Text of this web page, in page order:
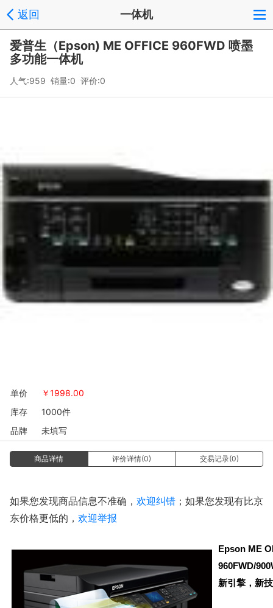
返回 一体机
爱普生（Epson) ME OFFICE 960FWD 喷墨
多功能一体机
人气:959 销量:0 评价:0
单价 ￥1998.00
库存
1000件
品牌
未填写
商品详情 评价详情(0) 交易记录(0)
如果您发现商品信息不准确， 欢迎纠错 ；如果您发现有比京
东价格更低的， 欢迎举报
Epson ME
960FWD/
新引擎，新